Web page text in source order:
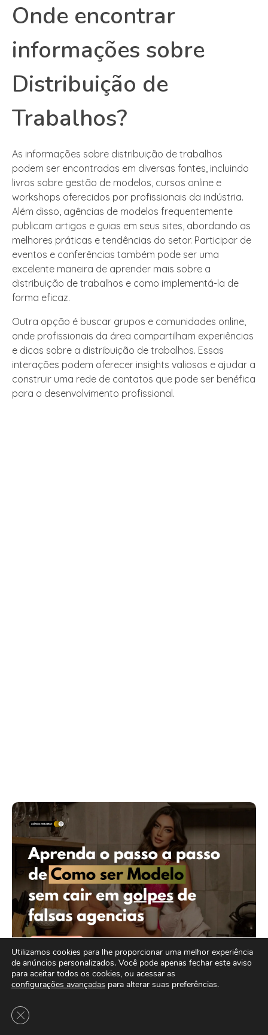
Onde encontrar
informações sobre
Distribuição de
Trabalhos?
As informações sobre distribuição de trabalhos
podem ser encontradas em diversas fontes, incluindo
livros sobre gestão de modelos, cursos online e
workshops oferecidos por profissionais da indústria.
Além disso, agências de modelos frequentemente
publicam artigos e guias em seus sites, abordando as
melhores práticas e tendências do setor. Participar de
eventos e conferências também pode ser uma
excelente maneira de aprender mais sobre a
distribuição de trabalhos e como implementá-la de
forma eficaz.
Outra opção é buscar grupos e comunidades online,
onde profissionais da área compartilham experiências
e dicas sobre a distribuição de trabalhos. Essas
interações podem oferecer insights valiosos e ajudar a
construir uma rede de contatos que pode ser benéfica
para o desenvolvimento profissional.
Utilizamos cookies para lhe proporcionar uma melhor experiência
de anúncios personalizados. Você pode apenas fechar este aviso
para aceitar todos os cookies, ou acessar as
configurações avançadas para alterar suas preferências.
Close GDPR Cookie Banner